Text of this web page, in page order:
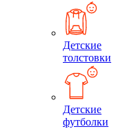
Детские
толстовки
Детские
футболки